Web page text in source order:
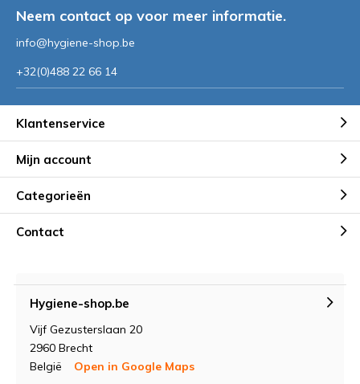
Neem contact op voor meer informatie.
info@hygiene-shop.be
+32(0)488 22 66 14
Klantenservice
Mijn account
Categorieën
Contact
Hygiene-shop.be
Vijf Gezusterslaan 20
2960 Brecht
België
Open in Google Maps